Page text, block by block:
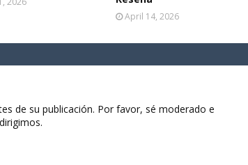
April 14, 2026
de su publicación. Por favor, sé moderado e